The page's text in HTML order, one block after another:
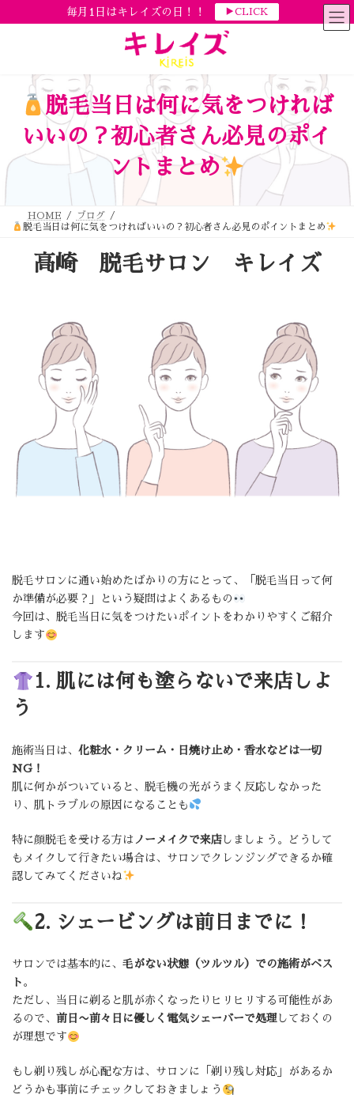
毎月1日はキレイズの日！！ ▶CLICK
脱毛当日は何に気をつければ
いいの？初心者さん必見のポイ
ントまとめ
HOME
ブログ
脱毛当日は何に気をつければいいの？初心者さん必見のポイントまとめ
高崎 脱毛サロン キレイズ
脱毛サロンに通い始めたばかりの方にとって、「脱毛当日って何
か準備が必要？」という疑問はよくあるもの
今回は、脱毛当日に気をつけたいポイントをわかりやすくご紹介
します
1. 肌には何も塗らないで来店しよ
う
施術当日は、 化粧水・クリーム・日焼け止め・香水などは一切
NG！
肌に何かがついていると、脱毛機の光がうまく反応しなかった
り、肌トラブルの原因になることも
特に顔脱毛を受ける方は ノーメイクで来店しましょう。どうして
もメイクして行きたい場合は、サロンでクレンジングできるか確
認してみてくださいね
2. シェービングは前日までに！
サロンでは基本的に、 毛がない状態（ツルツル）での施術がベス
ト 。
ただし、当日に剃ると肌が赤くなったりヒリヒリする可能性があ
るので、 前日〜前々日に優しく電気シェーバーで処理 しておくの
が理想です
もし剃り残しが心配な方は、サロンに「剃り残し対応」があるか
どうかも事前にチェックしておきましょう